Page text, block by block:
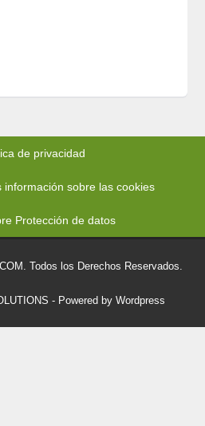
de privacidad
información sobre las cookies
Protección de datos
Todos los Derechos Reservados.
- Powered by Wordpress